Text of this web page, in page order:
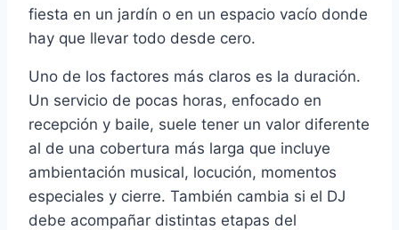
fiesta en un jardín o en un espacio vacío donde
hay que llevar todo desde cero.
Uno de los factores más claros es la duración.
Un servicio de pocas horas, enfocado en
recepción y baile, suele tener un valor diferente
al de una cobertura más larga que incluye
ambientación musical, locución, momentos
especiales y cierre. También cambia si el DJ
debe acompañar distintas etapas del